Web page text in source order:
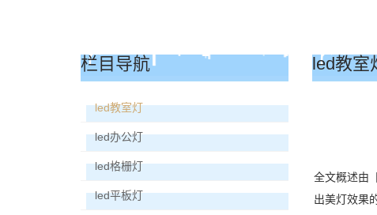
led教室
全文概述由
出美灯效果
栏目导航
led教室灯
led办公灯
led格栅灯
led平板灯